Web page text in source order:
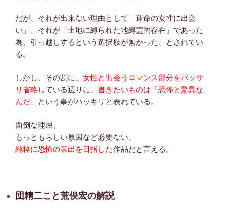
だが、それが出来ない理由として「運命の女性に出会
い」、それが「土地に縛られた地縛霊的存在」であった
為、引っ越しするという選択肢が無かった、とされてい
る。
しかし、その割に、 女性と出会うロマンス部分をバッサ
リ省略している辺りに、 書きたいものは「恐怖と驚異な
んだ」
という事がハッキリと表れている。
面倒な理屈、
もっともらしい原因など必要ない、
純粋に恐怖の表出を目指した作品だと言える。
団精二こと荒俣宏の解説